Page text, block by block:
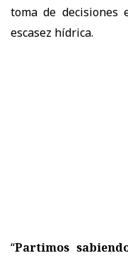
toma de
escasez hídrica.
“Partimos